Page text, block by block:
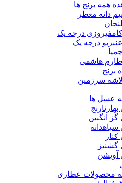
همه برنج ها
دانه معطر
کامفیروزی درجه یک
درجه یک
طارم هاشمی
برنج
لاشه سرزمین
عسل ها
انگبین
محصولات عطاری